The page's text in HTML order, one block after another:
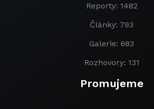
Reporty: 1482
Články: 793
Galerie: 683
Rozhovory: 131
Promujeme